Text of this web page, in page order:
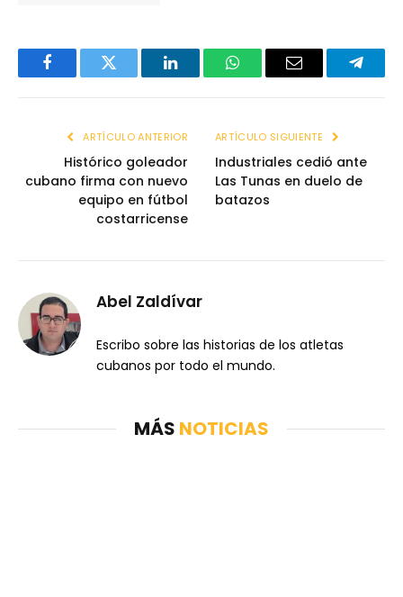
FacebookTwitter LinkedInWhatsAppEmail
ARTÍCULO ANTERIOR
Histórico goleador
cubano firma con nuevo
equipo en fútbol
costarricense
ARTÍCULO SIGUIENTE
Industriales cedió ante
Las Tunas en duelo de
batazos
Abel Zaldívar
Escribo sobre las historias de los atletas
cubanos por todo el mundo.
MÁS NOTICIAS